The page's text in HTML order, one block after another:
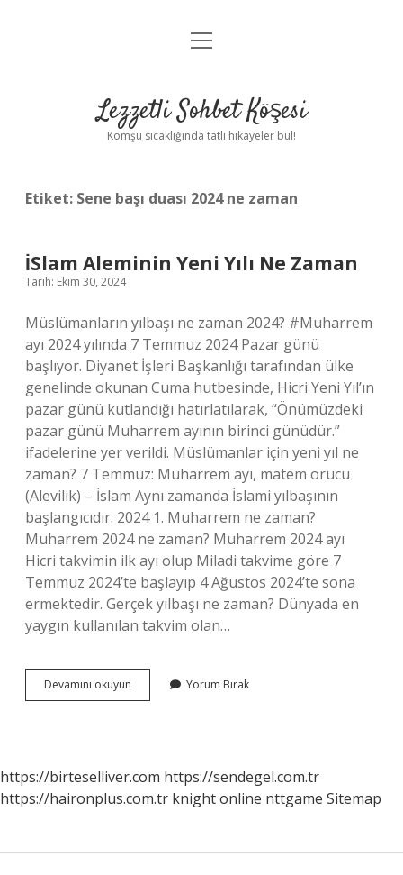
Anasayfa
Yasal Uyarı
menüyü
Lezzetli Sohbet Köşesi
Komşu sıcaklığında tatlı hikayeler bul!
Etiket: Sene başı duası 2024 ne zaman
İSlam Aleminin Yeni Yılı Ne Zaman
Tarih: Ekim 30, 2024
Müslümanların yılbaşı ne zaman 2024? #Muharrem
ayı 2024 yılında 7 Temmuz 2024 Pazar günü
başlıyor. Diyanet İşleri Başkanlığı tarafından ülke
genelinde okunan Cuma hutbesinde, Hicri Yeni Yıl’ın
pazar günü kutlandığı hatırlatılarak, “Önümüzdeki
pazar günü Muharrem ayının birinci günüdür.”
ifadelerine yer verildi. Müslümanlar için yeni yıl ne
zaman? 7 Temmuz: Muharrem ayı, matem orucu
(Alevilik) – İslam Aynı zamanda İslami yılbaşının
başlangıcıdır. 2024 1. Muharrem ne zaman?
Muharrem 2024 ne zaman? Muharrem 2024 ayı
Hicri takvimin ilk ayı olup Miladi takvime göre 7
Temmuz 2024’te başlayıp 4 Ağustos 2024’te sona
ermektedir. Gerçek yılbaşı ne zaman? Dünyada en
yaygın kullanılan takvim olan…
Devamını okuyun
Aleminin
Yorum Bırak
https://birteselliver.com https://sendegel.com.tr
https://haironplus.com.tr knight online nttgame Sitemap